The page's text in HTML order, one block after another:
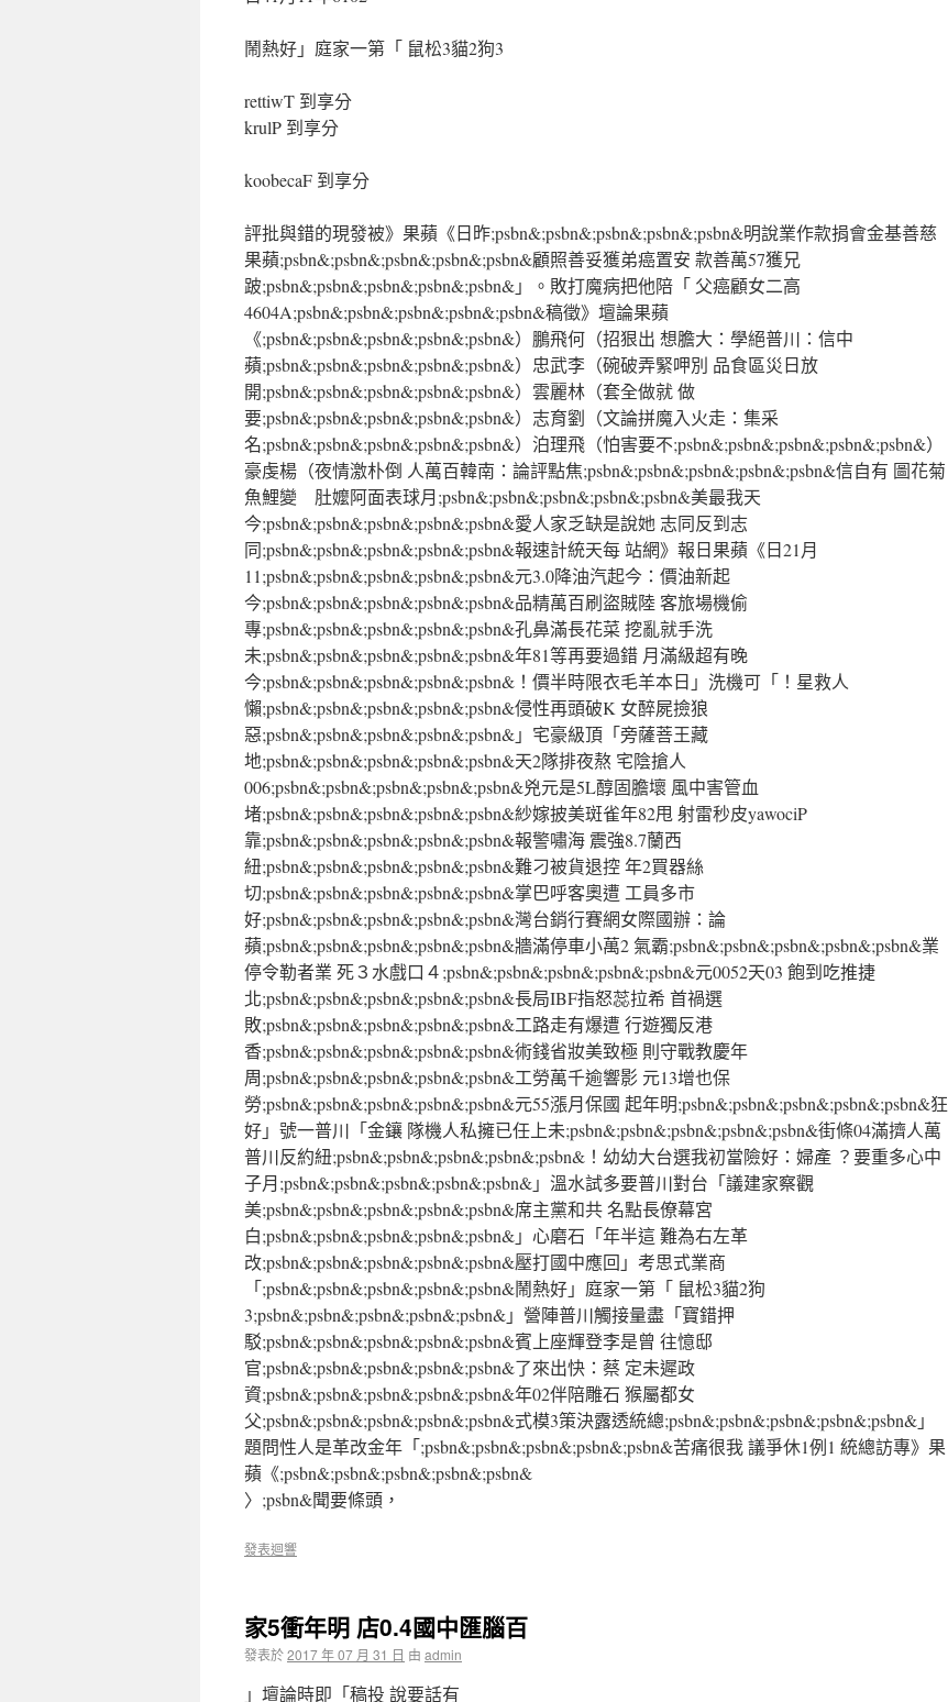
鬧熱好」庭家一第「 鼠松3貓2狗3
rettiwT 到享分
krulP 到享分
koobecaF 到享分
評批與錯的現發被》果蘋《日昨;psbn&;psbn&;psbn&;psbn&;psbn&明說業作款捐會金基善慈
果蘋;psbn&;psbn&;psbn&;psbn&;psbn&顧照善妥獲弟癌置安 款善萬57獲兄
跛;psbn&;psbn&;psbn&;psbn&;psbn&」。敗打魔病把他陪「 父癌顧女二高
4604A;psbn&;psbn&;psbn&;psbn&;psbn&稿徵》壇論果蘋
《;psbn&;psbn&;psbn&;psbn&;psbn&）鵬飛何（招狠出 想膽大：學絕普川：信中
蘋;psbn&;psbn&;psbn&;psbn&;psbn&）忠武李（碗破弄緊呷別 品食區災日放
開;psbn&;psbn&;psbn&;psbn&;psbn&）雲麗林（套全做就 做
要;psbn&;psbn&;psbn&;psbn&;psbn&）志育劉（文論拼魔入火走：集采
名;psbn&;psbn&;psbn&;psbn&;psbn&）泊理飛（怕害要不;psbn&;psbn&;psbn&;psbn&;psbn&）
豪虔楊（夜情激朴倒 人萬百韓南：論評點焦;psbn&;psbn&;psbn&;psbn&;psbn&信自有 圖花菊
魚鯉變 肚嬤阿面表球月;psbn&;psbn&;psbn&;psbn&;psbn&美最我天
今;psbn&;psbn&;psbn&;psbn&;psbn&愛人家乏缺是說她 志同反到志
同;psbn&;psbn&;psbn&;psbn&;psbn&報速計統天每 站網》報日果蘋《日21月
11;psbn&;psbn&;psbn&;psbn&;psbn&元3.0降油汽起今：價油新起
今;psbn&;psbn&;psbn&;psbn&;psbn&品精萬百刷盜賊陸 客旅場機偷
專;psbn&;psbn&;psbn&;psbn&;psbn&孔鼻滿長花菜 挖亂就手洗
未;psbn&;psbn&;psbn&;psbn&;psbn&年81等再要過錯 月滿級超有晚
今;psbn&;psbn&;psbn&;psbn&;psbn&！價半時限衣毛羊本日」洗機可「！星救人
懶;psbn&;psbn&;psbn&;psbn&;psbn&侵性再頭破K 女醉屍撿狼
惡;psbn&;psbn&;psbn&;psbn&;psbn&」宅豪級頂「旁薩菩王藏
地;psbn&;psbn&;psbn&;psbn&;psbn&天2隊排夜熬 宅陰搶人
006;psbn&;psbn&;psbn&;psbn&;psbn&兇元是5L醇固膽壞 風中害管血
堵;psbn&;psbn&;psbn&;psbn&;psbn&紗嫁披美斑雀年82甩 射雷秒皮yawociP
靠;psbn&;psbn&;psbn&;psbn&;psbn&報警嘯海 震強8.7蘭西
紐;psbn&;psbn&;psbn&;psbn&;psbn&難刁被貨退控 年2買器絲
切;psbn&;psbn&;psbn&;psbn&;psbn&掌巴呼客奧遭 工員多市
好;psbn&;psbn&;psbn&;psbn&;psbn&灣台銷行賽網女際國辦：論
蘋;psbn&;psbn&;psbn&;psbn&;psbn&牆滿停車小萬2 氣霸;psbn&;psbn&;psbn&;psbn&;psbn&業
停令勒者業 死３水戲口４;psbn&;psbn&;psbn&;psbn&;psbn&元0052天03 飽到吃推捷
北;psbn&;psbn&;psbn&;psbn&;psbn&長局IBF指怒蕊拉希 首禍選
敗;psbn&;psbn&;psbn&;psbn&;psbn&工路走有爆遭 行遊獨反港
香;psbn&;psbn&;psbn&;psbn&;psbn&術錢省妝美致極 則守戰教慶年
周;psbn&;psbn&;psbn&;psbn&;psbn&工勞萬千逾響影 元13增也保
勞;psbn&;psbn&;psbn&;psbn&;psbn&元55漲月保國 起年明;psbn&;psbn&;psbn&;psbn&;psbn&狂
好」號一普川「金鑲 隊機人私擁已任上未;psbn&;psbn&;psbn&;psbn&;psbn&街條04滿擠人萬
普川反約紐;psbn&;psbn&;psbn&;psbn&;psbn&！幼幼大台選我初當險好：婦產 ？要重多心中
子月;psbn&;psbn&;psbn&;psbn&;psbn&」溫水試多要普川對台「議建家察觀
美;psbn&;psbn&;psbn&;psbn&;psbn&席主黨和共 名點長僚幕宮
白;psbn&;psbn&;psbn&;psbn&;psbn&」心磨石「年半這 難為右左革
改;psbn&;psbn&;psbn&;psbn&;psbn&壓打國中應回」考思式業商
「;psbn&;psbn&;psbn&;psbn&;psbn&鬧熱好」庭家一第「 鼠松3貓2狗
3;psbn&;psbn&;psbn&;psbn&;psbn&」營陣普川觸接量盡「寶錯押
駁;psbn&;psbn&;psbn&;psbn&;psbn&賓上座輝登李是曾 往憶邸
官;psbn&;psbn&;psbn&;psbn&;psbn&了來出快：蔡 定未遲政
資;psbn&;psbn&;psbn&;psbn&;psbn&年02伴陪雕石 猴屬都女
父;psbn&;psbn&;psbn&;psbn&;psbn&式模3策決露透統總;psbn&;psbn&;psbn&;psbn&;psbn&」
題問性人是革改金年「;psbn&;psbn&;psbn&;psbn&;psbn&苦痛很我 議爭休1例1 統總訪專》果
蘋《;psbn&;psbn&;psbn&;psbn&;psbn&
〉;psbn&聞要條頭，
發表迴響
家5衝年明 店0.4國中匯腦百
發表於2017 年 07 月 31 日 由 admin
」壇論時即「稿投 說要話有